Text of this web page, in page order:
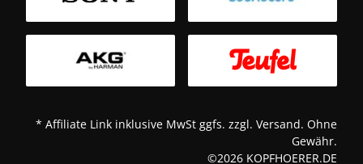
* Affiliate Link inklusive MwSt ggfs. zzgl. Versand. Ohne
Gewähr.
©2026 KOPFHOERER.DE